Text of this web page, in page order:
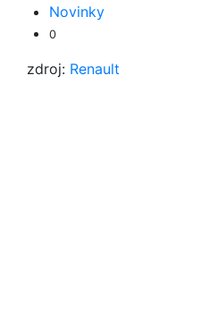
Novinky
0
zdroj: Renault